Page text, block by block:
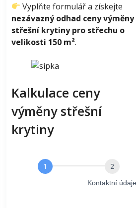
Vyplňte formulář a získejte
nezávazný odhad ceny výměny
střešní krytiny pro střechu o
velikosti 150 m².
Kalkulace ceny
výměny střešní
krytiny
Kontaktní údaje